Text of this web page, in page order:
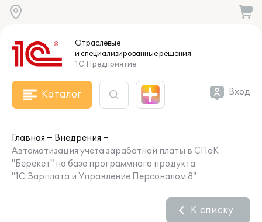
Отраслевые
и специализированныерешения
1С:Предприятие
Каталог Вход
Главная
Внедрения
Автоматизация учета заработной платы в СПоК
"Берекет" на базе программного продукта
"1С:Зарплата и Управление Персоналом 8"
К списку